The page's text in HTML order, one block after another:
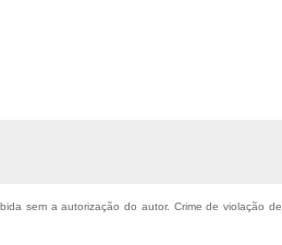
sem a autorização do autor. Crime de violação